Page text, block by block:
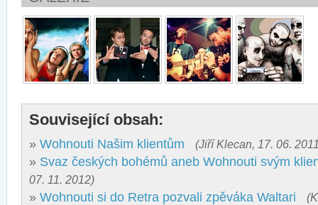
Související obsah:
» Wohnouti Našim klientům (Jiří Klecan, 17. 06.
» Svaz českých bohémů aneb Wohnouti svým
07. 11. 2012)
» Wohnouti si do Retra pozvali zpěváka Waltari